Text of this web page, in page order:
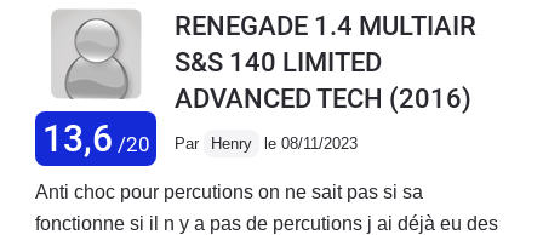
13,6 /20
RENEGADE 1.4 MULTIAIR
S&S 140 LIMITED
ADVANCED TECH (2016)
Par Henry le 08/11/2023
Anti choc pour percutions on ne sait pas si sa
fonctionne si il n y a pas de percutions j ai déjà eu des